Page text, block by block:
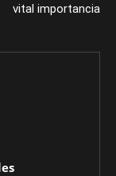
vital importancia